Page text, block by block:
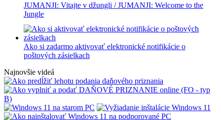
JUMANJI: Vitajte v džungli / JUMANJI: Welcome to the
Jungl‪e
Ako si zadarmo aktivovať elektronické notifikácie o
poštových zásielkach
Najnovšie videá